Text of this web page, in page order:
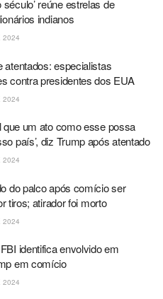
século’ reúne estrelas de
indianos
2024
atentados: especialistas
contra presidentes dos EUA
2024
que um ato como esse possa
país’, diz Trump após atentado
2024
do palco após comício ser
tiros; atirador foi morto
2024
identifica envolvido em
em comício
2024